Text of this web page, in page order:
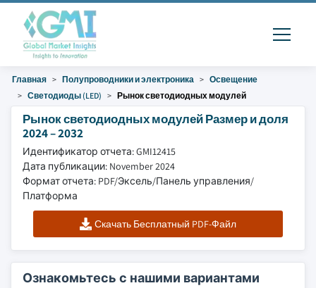
Главная Полупроводники и электроника
Освещение
Светодиоды (LED)
Рынок светодиодных модулей
Рынок светодиодных модулей Размер и доля
2024 – 2032
Идентификатор отчета: GMI12415
Дата публикации: November 2024
Формат отчета: PDF/Эксель/Панель управления/
Платформа
Скачать Бесплатный PDF-Файл
Ознакомьтесь с нашими вариантами